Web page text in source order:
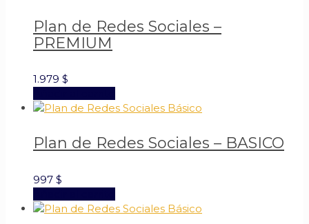
Plan de Redes Sociales –
PREMIUM
1.979 $
Plan de Redes Sociales – BASICO
997 $